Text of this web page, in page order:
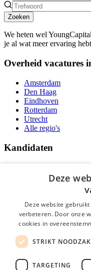
Zoeken
We heten wel
je al wat meer ervaring
Overheid vacatures
Amsterdam
Den Haag
Eindhoven
Rotterdam
Utrecht
Alle regio's
Kandidaten
Vacatures
Over Vacatures
YoungCapital IOS
YoungCapital
Deze
Deze website
verbeteren. Door onze
cookies in
STRIKT
TARGETING